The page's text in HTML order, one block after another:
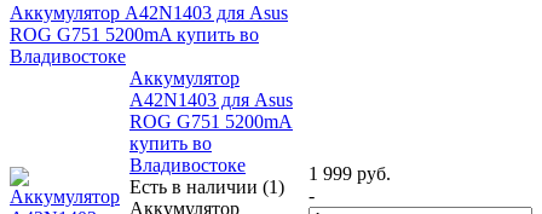
Аккумулятор A42N1403 для Asus
ROG G751 5200mA купить во
Владивостоке
Аккумулятор
A42N1403 для Asus
ROG G751 5200mA
купить во
Владивостоке
Есть в наличии (1)
Аккумулятор
1 999 руб.
-